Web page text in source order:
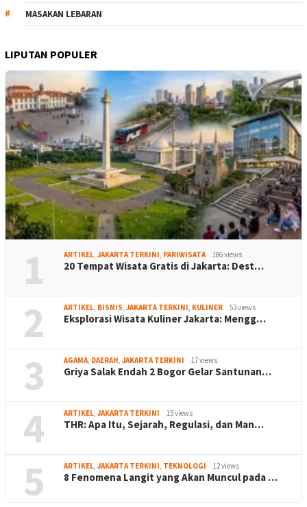
MASAKAN LEBARAN
LIPUTAN POPULER
1 ARTIKEL JAKARTA TERKINI PARIWISATA 186 views
20 Tempat Wisata Gratis di Jakarta: Dest…
2 ARTIKEL BISNIS JAKARTA TERKINI KULINER 53 views
Eksplorasi Wisata Kuliner Jakarta: Mengg…
3 AGAMA DAERAH JAKARTA TERKINI 17 views
Griya Salak Endah 2 Bogor Gelar Santunan…
4 ARTIKEL JAKARTA TERKINI 15 views
THR: Apa Itu, Sejarah, Regulasi, dan Man…
5 ARTIKEL JAKARTA TERKINI TEKNOLOGI 12 views
8 Fenomena Langit yang Akan Muncul pada …